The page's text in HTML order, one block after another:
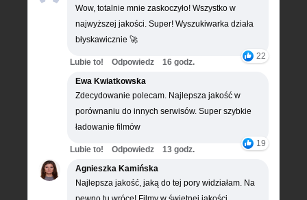
Wow, totalnie mnie zaskoczyło! Wszystko w
najwyższej jakości. Super! Wyszukiwarka działa
błyskawicznie 🚀
22
Lubie to! Odpowiedz
16 godz.
Ewa Kwiatkowska
Zdecydowanie polecam. Najlepsza jakość w
porównaniu do innych serwisów. Super szybkie
ładowanie filmów
19
Lubie to! Odpowiedz
13 godz.
Agnieszka Kamińska
Najlepsza jakość, jaką do tej pory widziałam. Na